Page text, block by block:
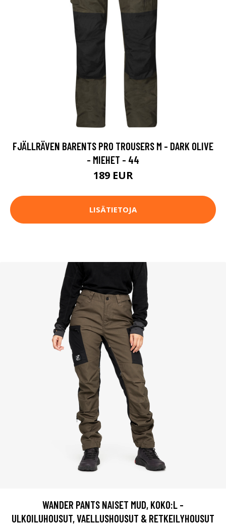
FJÄLLRÄVEN BARENTS PRO TROUSERS M - DARK OLIVE
- MIEHET - 44
189 EUR
LISÄTIETOJA
WANDER PANTS NAISET MUD, KOKO:L -
ULKOILUHOUSUT, VAELLUSHOUSUT & RETKEILYHOUSUT